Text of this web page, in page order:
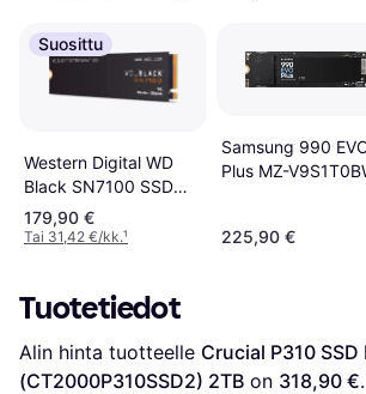
Suosittu
Western Digital WD
Black SN7100 SSD
1TB M.2 2280
179,90 €
Tai 31,42 €/kk.¹
Samsung 990
Plus MZ-
225,90 €
Tuotetiedot
Alin hinta tuotteelle Crucial P310
(CT2000P310SSD2) 2TB on 318,90 €